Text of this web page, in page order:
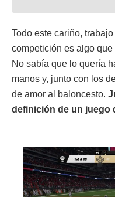
Todo este cariño,
competición es algo
No sabía que lo quería
manos y, junto con los
de amor al baloncesto.
definición de un juego